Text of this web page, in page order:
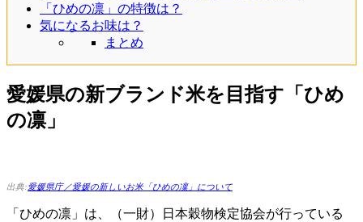
「ひめの凛」の特徴は？
気になるお味は？
まとめ
愛媛県の新ブランド米を目指す「ひめ
の凛」
出典:愛媛県庁／愛媛の新しいお米「ひめの凜」について
「ひめの凛」は、（一財）日本穀物検定協会が行っている